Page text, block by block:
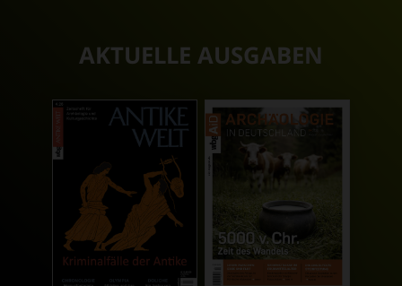
AKTUELLE AUSGABEN